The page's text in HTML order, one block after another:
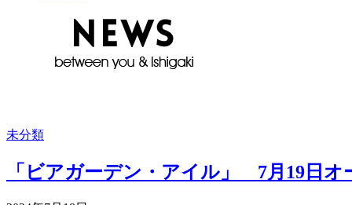
未分類
「ビアガーデン・アイル」 7月19日オ